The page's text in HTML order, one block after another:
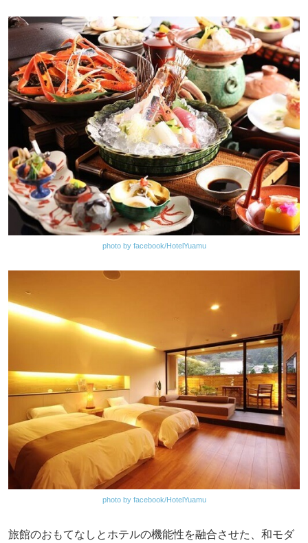
photo by facebook/HotelYuamu
photo by facebook/HotelYuamu
旅館のおもてなしとホテルの機能性を融合させた、和モダ